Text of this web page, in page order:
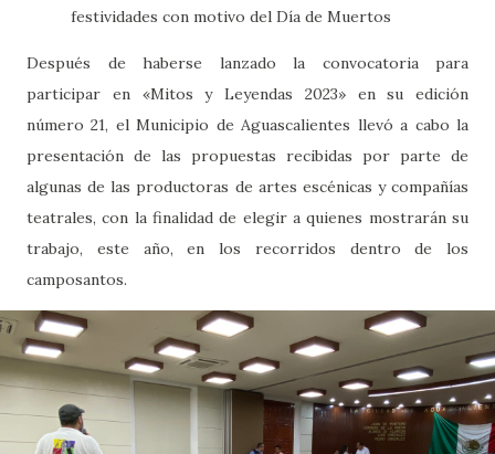
festividades con motivo del Día de Muertos
Después de haberse lanzado la convocatoria para
participar en «Mitos y Leyendas 2023» en su edición
número 21, el Municipio de Aguascalientes llevó a cabo la
presentación de las propuestas recibidas por parte de
algunas de las productoras de artes escénicas y compañías
teatrales, con la finalidad de elegir a quienes mostrarán su
trabajo, este año, en los recorridos dentro de los
camposantos.